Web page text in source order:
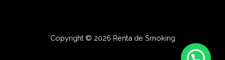
Copyright © 2026 Renta de Smoking